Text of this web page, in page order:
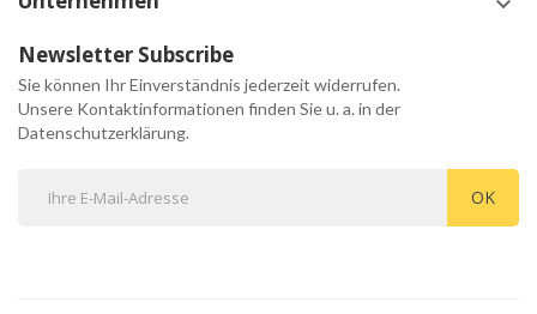
Newsletter Subscribe
Sie können Ihr Einverständnis jederzeit widerrufen.
Unsere Kontaktinformationen finden Sie u. a. in der
Datenschutzerklärung.